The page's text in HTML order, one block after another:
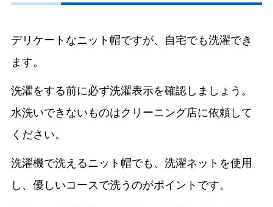
デリケートなニット帽ですが、自宅でも洗濯でき
ます。
洗濯をする前に必ず洗濯表示を確認しましょう。
水洗いできないものはクリーニング店に依頼して
ください。
洗濯機で洗えるニット帽でも、洗濯ネットを使用
し、優しいコースで洗うのがポイントです。